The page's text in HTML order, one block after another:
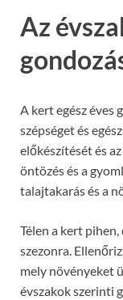
Az
A kert egész éves
szépséget és
előkészítését és
öntözés és a
talajtakarás és a
Télen a kert
szezonra.
mely növényeket
évszakok szerinti